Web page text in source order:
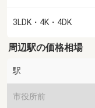
3LDK・4K・4DK
周辺駅の価格相場
駅
市役所前